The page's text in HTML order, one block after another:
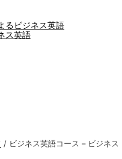
/ ビジネス英語コース – ビジネス